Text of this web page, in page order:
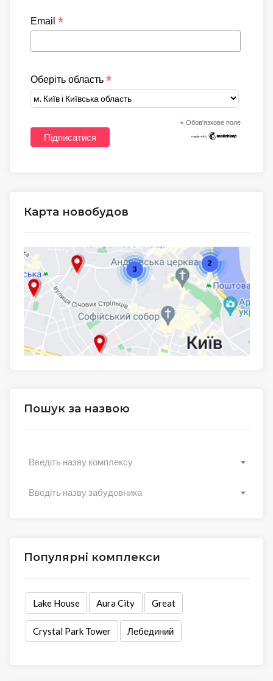
Email *
Оберіть область *
* Обов'язкове поле
Карта новобудов
Пошук за назвою
Введіть назву комплексу
Введіть назву забудовника
Популярні комплекси
Lake House Aura City Great
Crystal Park Tower Лебединий